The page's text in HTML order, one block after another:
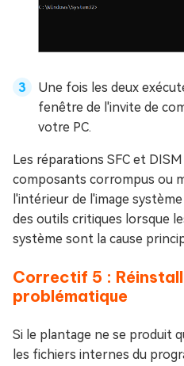
Une fois les deux
fenêtre de l'invite de
votre PC.
Les réparations SFC et
composants corrompus ou
l'intérieur de l'image
des outils critiques lorsque
système sont la cause
Correctif 5 :
problématique
Si le plantage ne se produit
les fichiers internes du